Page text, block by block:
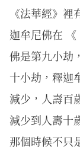
《法華經》
迦牟尼佛在
佛是第九小劫
十小劫，釋迦
減少，人壽百
減少到人壽十
那個時候不只